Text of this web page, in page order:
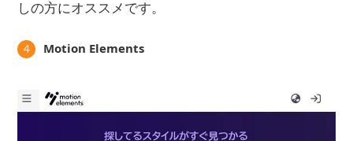
しの方にオススメです。
4 Motion Elements